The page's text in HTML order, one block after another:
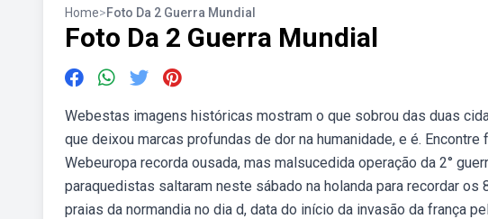
Home>Foto Da 2 Guerra Mundial
Foto Da 2 Guerra Mundial
Webestas imagens históricas mostram o que sobrou das duas
que deixou marcas profundas de dor na humanidade, e é.
Webeuropa recorda ousada, mas malsucedida operação da 2°
paraquedistas saltaram neste sábado na holanda para recordar
praias da normandia no dia d, data do início da invasão da frança